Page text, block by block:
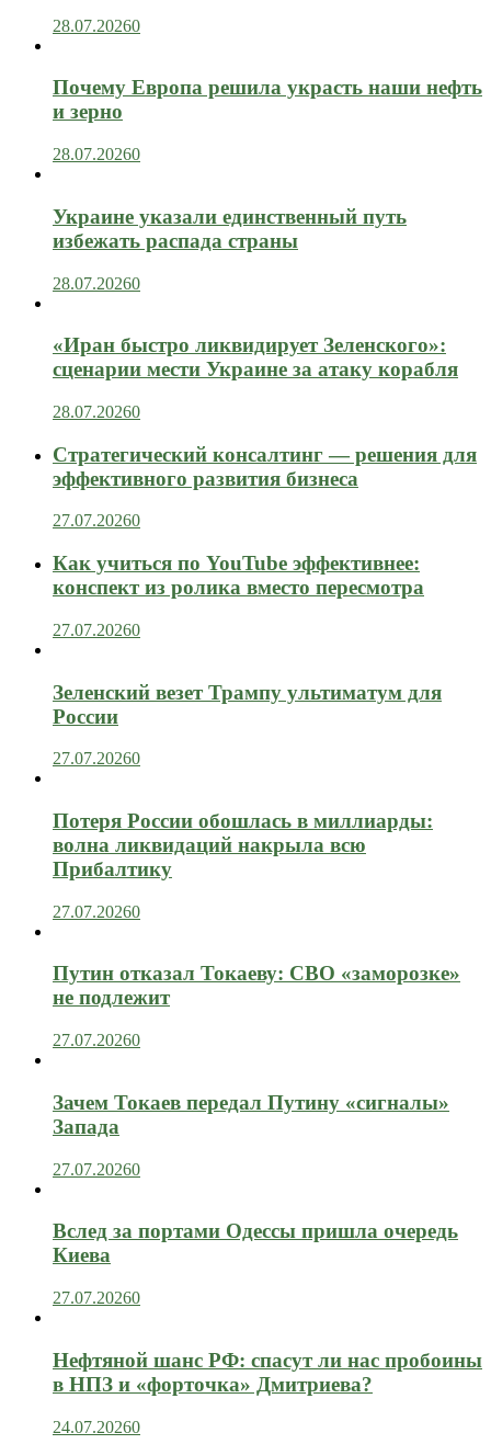
28.07.20260
Почему Европа решила украсть наши нефть
и зерно
28.07.20260
Украине указали единственный путь
избежать распада страны
28.07.20260
«Иран быстро ликвидирует Зеленского»:
сценарии мести Украине за атаку корабля
28.07.20260
Стратегический консалтинг — решения для
эффективного развития бизнеса
27.07.20260
Как учиться по YouTube эффективнее:
конспект из ролика вместо пересмотра
27.07.20260
Зеленский везет Трампу ультиматум для
России
27.07.20260
Потеря России обошлась в миллиарды:
волна ликвидаций накрыла всю
Прибалтику
27.07.20260
Путин отказал Токаеву: СВО «заморозке»
не подлежит
27.07.20260
Зачем Токаев передал Путину «сигналы»
Запада
27.07.20260
Вслед за портами Одессы пришла очередь
Киева
27.07.20260
Нефтяной шанс РФ: спасут ли нас пробоины
в НПЗ и «форточка» Дмитриева?
24.07.20260